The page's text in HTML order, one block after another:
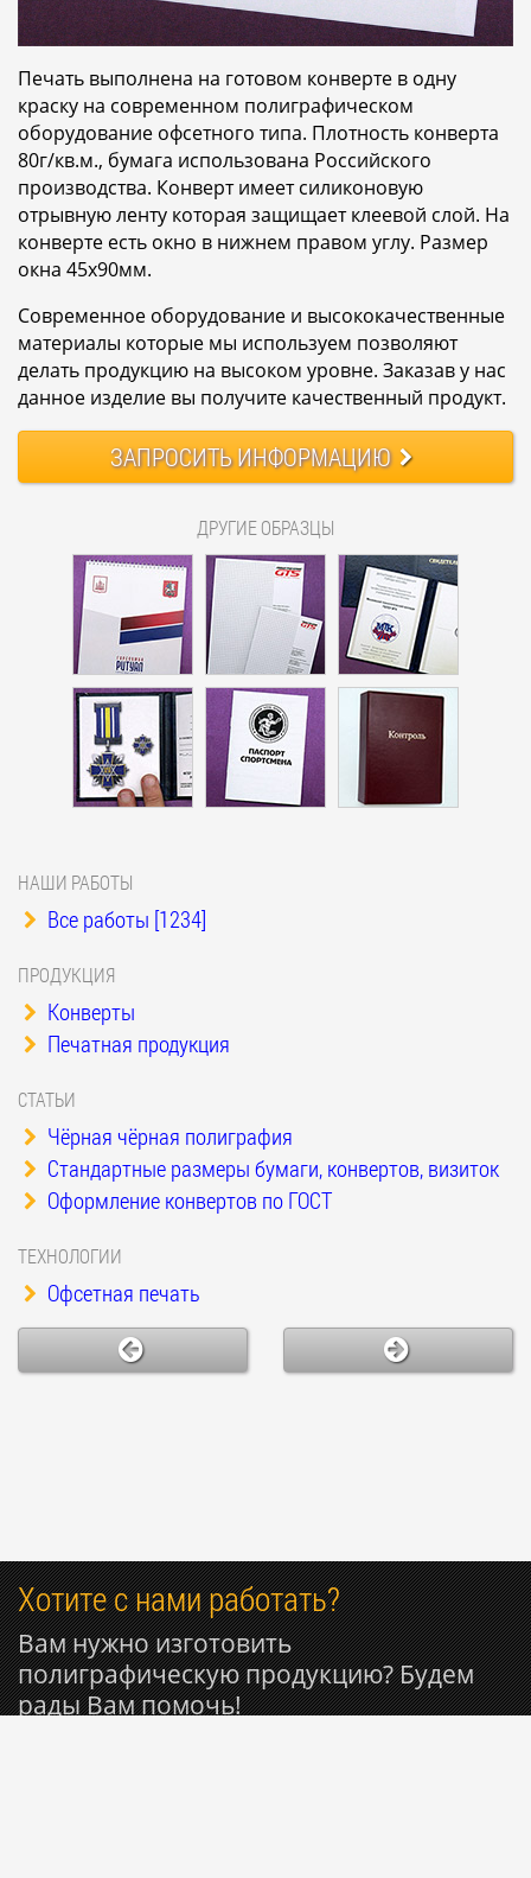
Печать выполнена на готовом конверте в одну
краску на современном полиграфическом
оборудование офсетного типа. Плотность конверта
80г/кв.м., бумага использована Российского
производства. Конверт имеет силиконовую
отрывную ленту которая защищает клеевой слой. На
конверте есть окно в нижнем правом углу. Размер
окна 45х90мм.
Современное оборудование и высококачественные
материалы которые мы используем позволяют
делать продукцию на высоком уровне. Заказав у нас
данное изделие вы получите качественный продукт.
ЗАПРОСИТЬИНФОРМАЦИЮ
ДРУГИЕ ОБРАЗЦЫ
НАШИ РАБОТЫ
Все работы [1234]
ПРОДУКЦИЯ
Конверты
Печатная продукция
СТАТЬИ
Чёрная чёрная полиграфия
Стандартные размеры бумаги, конвертов, визиток
Оформление конвертов по ГОСТ
ТЕХНОЛОГИИ
Офсетная печать
Хотите с нами работать?
Вам нужно изготовить
полиграфическую продукцию? Будем
рады Вам помочь!